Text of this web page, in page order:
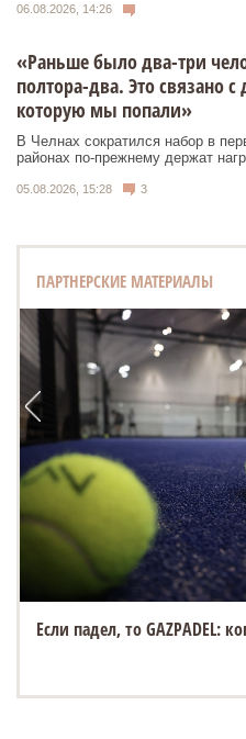
06.08.2026, 14:26
«Раньше было два-три
полтора-два. Это связано
которую мы попали»
В Челнах сократился набор в
районах по-прежнему держат
05.08.2026, 15:28 3
ПАРТНЕРСКИЕ МАТЕРИАЛЫ
Если падел, то GAZPADEL: